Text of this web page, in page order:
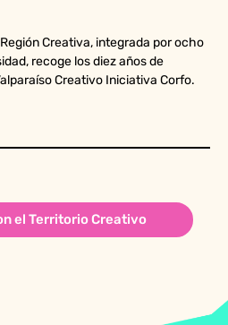
Creativa, integrada por ocho
recoge los diez años de
Creativo Iniciativa Corfo.
el Territorio Creativo